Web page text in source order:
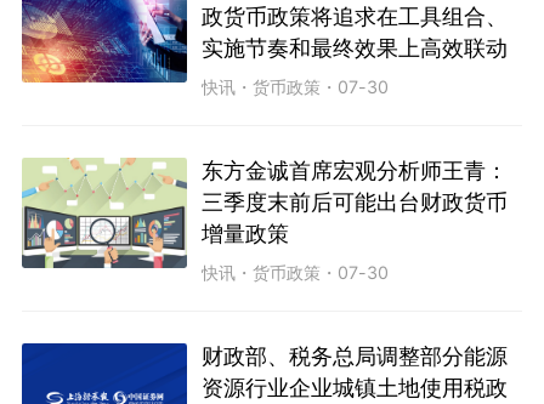
政货币政策将追求在工具组合、
实施节奏和最终效果上高效联动
快讯 ・货币政策 ・ 07-30
东方金诚首席宏观分析师王青：
三季度末前后可能出台财政货币
增量政策
快讯 ・货币政策 ・ 07-30
财政部、税务总局调整部分能源
资源行业企业城镇土地使用税政